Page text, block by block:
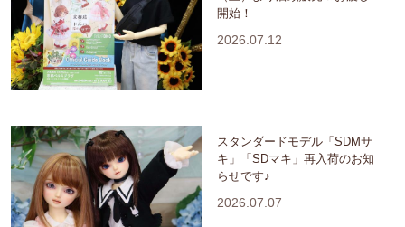
開始！
2026.07.12
スタンダードモデル「SDMサ
キ」「SDマキ」再入荷のお知
らせです♪
2026.07.07